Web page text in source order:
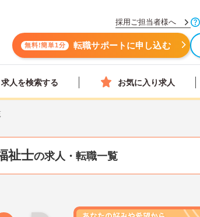
採用ご担当者様へ
無料!簡単1分 転職サポートに申し込む
求人を検索する お気に入り求人
祉士の求人・転職一覧